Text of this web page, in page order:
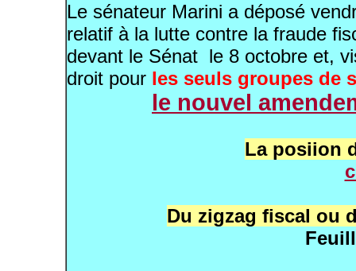
Le sénateur Marini a déposé
relatif à la lutte contre la fraude
devant le Sénat le 8 octobre et,
droit pour les seuls groupes de
le nouvel
La posiion
Du zigzag fiscal